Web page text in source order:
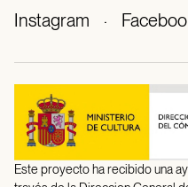
Instagram ·
Este proyecto ha recibido una